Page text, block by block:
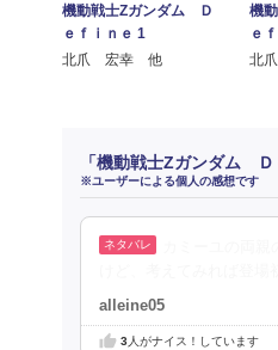
機動戦士Ζガンダム Ｄ
ｅｆｉｎｅ 1
北爪 宏幸 他
機
ｅ
北
「機動戦士Ζガンダム
※ユーザーによる個人の感想です
けど、考えてみれば登
alleine05
3人がナイス！しています